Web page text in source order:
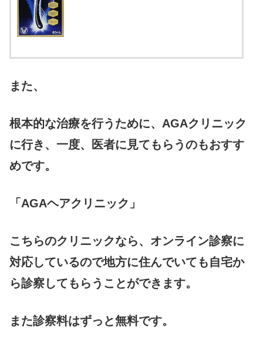
また、
根本的な治療を行うために、AGAクリニック
に行き、一度、医者に見てもらうのもおすす
めです。
「AGAヘアクリニック」
こちらのクリニックなら、オンライン診察に
対応しているので地方に住んでいても自宅か
ら診察してもらうことができます。
また診察料はずっと無料です。